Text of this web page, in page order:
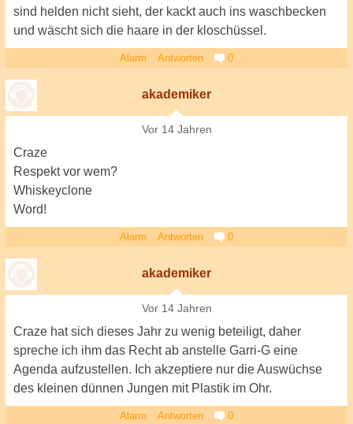
sind helden nicht sieht, der kackt auch ins waschbecken
und wäscht sich die haare in der kloschüssel.
Alarm Antworten 0
akademiker
Vor 14 Jahren
Craze
Respekt vor wem?
Whiskeyclone
Word!
Alarm Antworten 0
akademiker
Vor 14 Jahren
Craze hat sich dieses Jahr zu wenig beteiligt, daher
spreche ich ihm das Recht ab anstelle Garri-G eine
Agenda aufzustellen. Ich akzeptiere nur die Auswüchse
des kleinen dünnen Jungen mit Plastik im Ohr.
Alarm Antworten 0